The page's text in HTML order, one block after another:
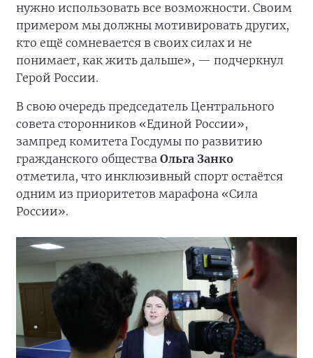
нужно использовать все возможности. Своим
примером мы должны мотивировать других,
кто ещё сомневается в своих силах и не
понимает, как жить дальше», — подчеркнул
Герой России.
В свою очередь председатель Центрального
совета сторонников «Единой России»,
зампред комитета Госдумы по развитию
гражданского общества Ольга Занко
отметила, что инклюзивный спорт остаётся
одним из приоритетов марафона «Сила
России».